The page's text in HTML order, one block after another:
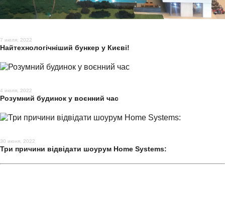
7 июля, 2022
Найтехнологічніший бункер у Києві!
4 июля, 2022
Розумний будинок у воєнний час
30 июня, 2022
Три причини відвідати шоурум Home Systems: